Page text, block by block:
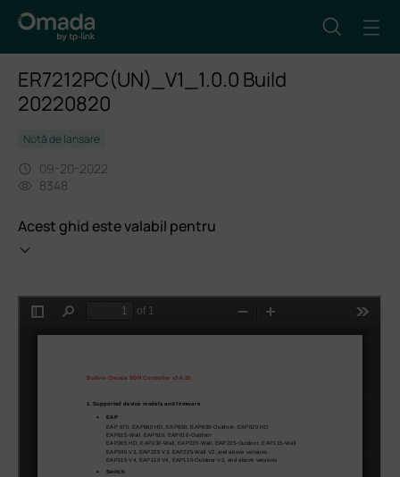
ER7212PC(UN)_V1_1.0.0 Build
20220820
Notă de lansare
09-20-2022
8348
Acest ghid este valabil pentru